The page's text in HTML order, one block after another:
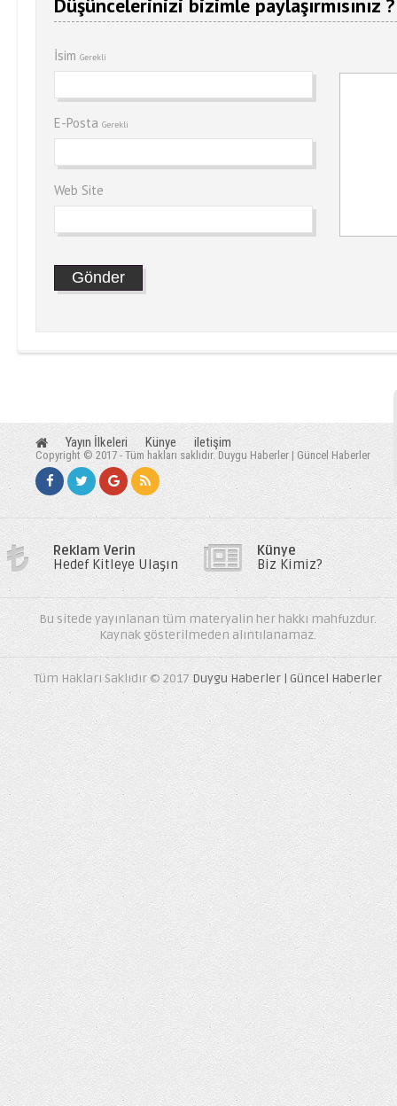
Düşüncelerinizi bizimle paylaşırmısınız ?
İsim Gerekli
E-Posta Gerekli
Web Site
Yayın İlkeleri Künye iletişim
Copyright © 2017 - Tüm hakları saklıdır. Duygu Haberler | Güncel Haberler
Reklam Verin
Hedef Kitleye Ulaşın
Künye
Biz Kimiz?
Bu sitede yayınlanan tüm materyalin her hakkı mahfuzdur.
Kaynak gösterilmeden alıntılanamaz.
Tüm Hakları Saklıdır © 2017 Duygu Haberler | Güncel Haberler